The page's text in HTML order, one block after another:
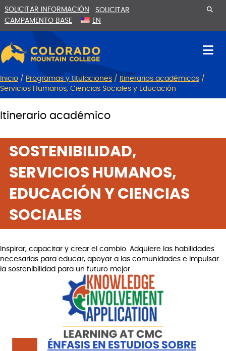
al
contenido
la
navegación
SOLICITAR INFORMACIÓN
SOLICITAR
CAMPAMENTO BASE
EN
Inicio / Programas y titulaciones / Itinerarios académicos /
Servicios Humanos, Ciencias Sociales y Educación
Itinerario académico
SOSTENIBILIDAD,
SERVICIOS HUMANOS,
EDUCACIÓN Y CIENCIAS
SOCIALES
Inspirar, capacitar y crear el cambio. Adquiere las habilidades
necesarias para educar, apoyar a las comunidades e impulsar
la sostenibilidad para un futuro mejor.
ÉNFASIS EN ESTUDIOS SOBRE